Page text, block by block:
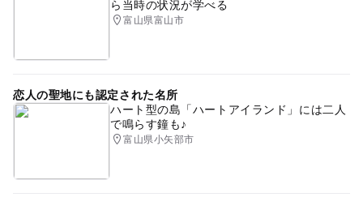
ら当時の状況が学べる
富山県富山市
恋人の聖地にも認定された名所
ハート型の島「ハートアイランド」には二人
で鳴らす鐘も♪
富山県小矢部市